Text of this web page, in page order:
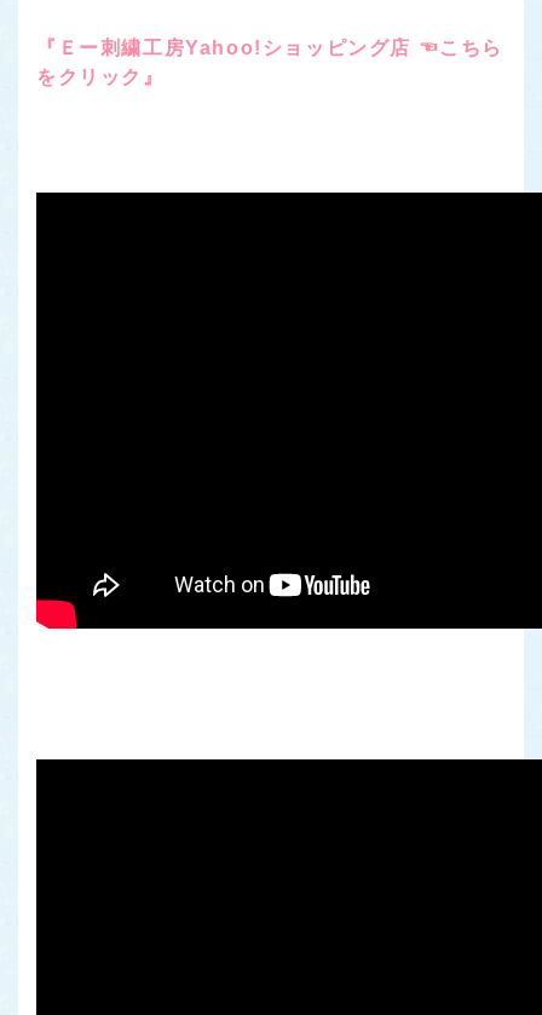
『Ｅー刺繍工房Yahoo!ショッピング店 ☜こちら
をクリック』